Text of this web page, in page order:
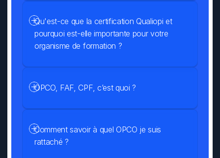
Qu'est-ce que la certification Qualiopi et
pourquoi est-elle importante pour votre
organisme de formation ?
Comment savoir à quel OPCO je suis
rattaché ?
OPCO, FAF, CPF, c’est quoi ?